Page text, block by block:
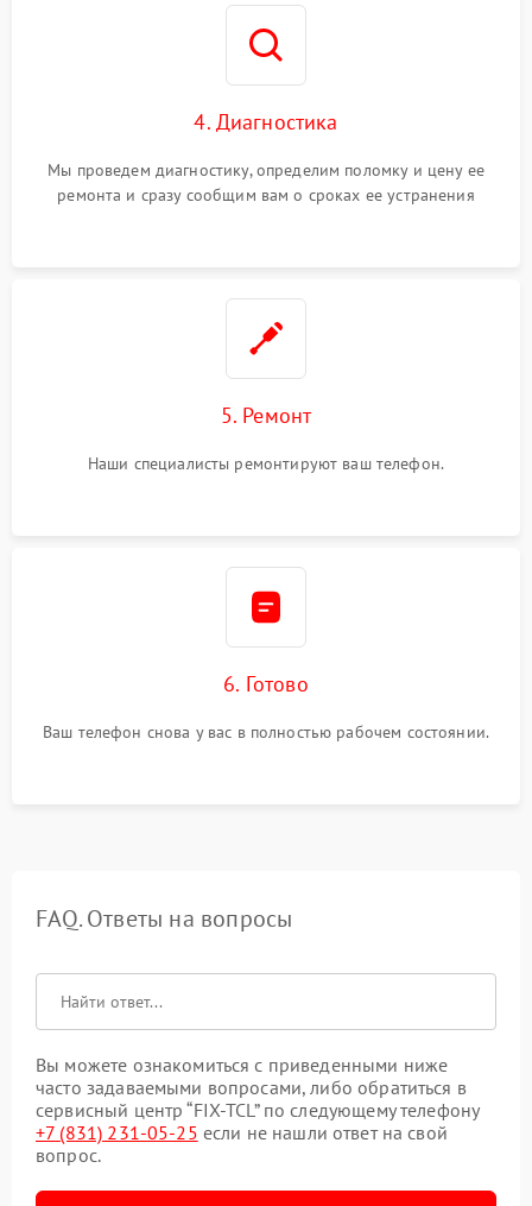
4. Диагностика
Мы проведем диагностику, определим поломку и цену ее
ремонта и сразу сообщим вам о сроках ее устранения
5. Ремонт
Наши специалисты ремонтируют ваш телефон.
6. Готово
Ваш телефон снова у вас в полностью рабочем состоянии.
FAQ. Ответы на вопросы
Вы можете ознакомиться с приведенными ниже
часто задаваемыми вопросами, либо обратиться в
сервисный центр “FIX-TCL” по следующему телефону
+7 (831) 231-05-25 если не нашли ответ на свой
вопрос.